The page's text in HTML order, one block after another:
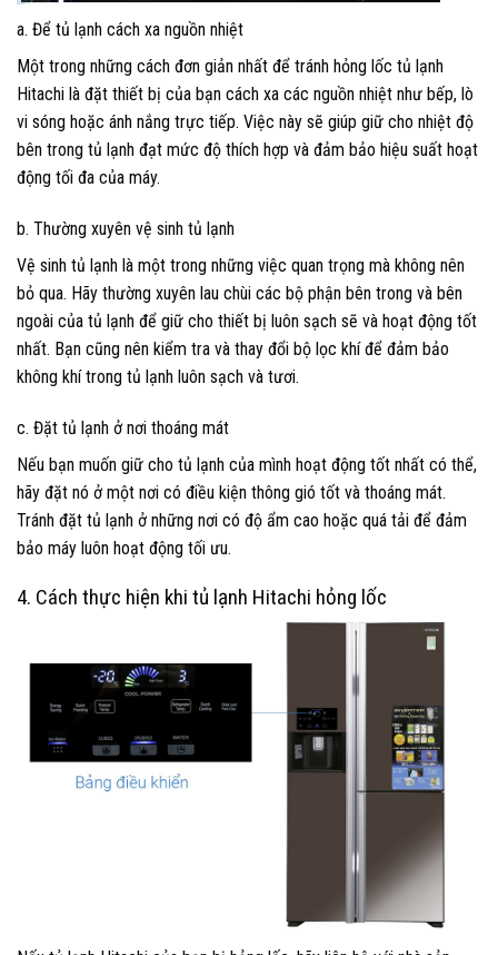
a. Để tủ lạnh cách xa nguồn nhiệt
Một trong những cách đơn giản nhất để tránh hỏng lốc tủ lạnh
Hitachi là đặt thiết bị của bạn cách xa các nguồn nhiệt như bếp, lò
vi sóng hoặc ánh nắng trực tiếp. Việc này sẽ giúp giữ cho nhiệt độ
bên trong tủ lạnh đạt mức độ thích hợp và đảm bảo hiệu suất hoạt
động tối đa của máy.
b. Thường xuyên vệ sinh tủ lạnh
Vệ sinh tủ lạnh là một trong những việc quan trọng mà không nên
bỏ qua. Hãy thường xuyên lau chùi các bộ phận bên trong và bên
ngoài của tủ lạnh để giữ cho thiết bị luôn sạch sẽ và hoạt động tốt
nhất. Bạn cũng nên kiểm tra và thay đổi bộ lọc khí để đảm bảo
không khí trong tủ lạnh luôn sạch và tươi.
c. Đặt tủ lạnh ở nơi thoáng mát
Nếu bạn muốn giữ cho tủ lạnh của mình hoạt động tốt nhất có thể,
hãy đặt nó ở một nơi có điều kiện thông gió tốt và thoáng mát.
Tránh đặt tủ lạnh ở những nơi có độ ẩm cao hoặc quá tải để đảm
bảo máy luôn hoạt động tối ưu.
4. Cách thực hiện khi tủ lạnh Hitachi hỏng lốc